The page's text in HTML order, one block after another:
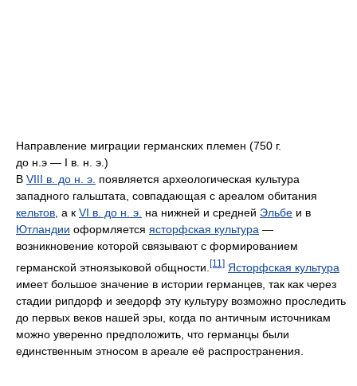
Направление миграции германских племен (750 г.
до н.э — I в. н. э.)
В VIII в. до н. э. появляется археологическая культура
западного гальштата, совпадающая с ареалом обитания
кельтов , а к VI в. до н. э. на нижней и средней Эльбе и в
Ютландии оформляется ясторфская культура —
возникновение которой связывают с формированием
германской этноязыковой общности. [11] Ясторфская культура
имеет большое значение в истории германцев, так как через
стадии рипдорф и зеедорф эту культуру возможно проследить
до первых веков нашей эры, когда по античным источникам
можно уверенно предположить, что германцы были
единственным этносом в ареале её распространения.